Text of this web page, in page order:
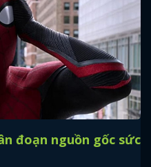
đoạn nguồn gốc sức